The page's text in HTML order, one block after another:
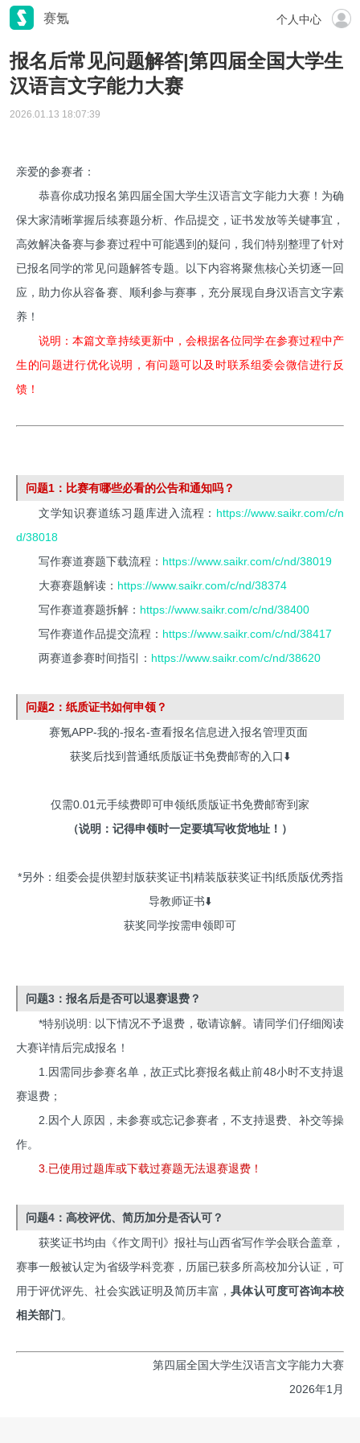
赛氪 个人中心
报名后常见问题解答|第四届全国大学生
汉语言文字能力大赛
2026.01.13 18:07:39
亲爱的参赛者：
恭喜你成功报名第四届全国大学生汉语言文字能力大赛！为确
保大家清晰掌握后续赛题分析、作品提交，证书发放等关键事宜，
高效解决备赛与参赛过程中可能遇到的疑问，我们特别整理了针对
已报名同学的常见问题解答专题。以下内容将聚焦核心关切逐一回
应，助力你从容备赛、顺利参与赛事，充分展现自身汉语言文字素
养！
说明：本篇文章持续更新中，会根据各位同学在参赛过程中产
生的问题进行优化说明，有问题可以及时联系组委会微信进行反
馈！
问题1：比赛有哪些必看的公告和通知吗？
文学知识赛道练习题库进入流程： https://www.saikr.com/c/n
d/38018
写作赛道赛题下载流程： https://www.saikr.com/c/nd/38019
大赛赛题解读： https://www.saikr.com/c/nd/38374
写作赛道赛题拆解： https://www.saikr.com/c/nd/38400
写作赛道作品提交流程： https://www.saikr.com/c/nd/38417
两赛道参赛时间指引： https://www.saikr.com/c/nd/38620
问题2：纸质证书如何申领？
赛氪APP-我的-报名-查看报名信息进入报名管理页面
获奖后找到普通纸质版证书免费邮寄的入口⬇️
仅需0.01元手续费即可申领纸质版证书免费邮寄到家
（说明：记得申领时一定要填写收货地址！）
*另外：组委会提供塑封版获奖证书|精装版获奖证书|纸质版优秀指
导教师证书⬇️
获奖同学按需申领即可
问题3：报名后是否可以退赛退费？
*特别说明: 以下情况不予退费，敬请谅解。请同学们仔细阅读
大赛详情后完成报名！
1.因需同步参赛名单，故正式比赛报名截止前48小时不支持退
赛退费；
2.因个人原因，未参赛或忘记参赛者，不支持退费、补交等操
作。
3.已使用过题库或下载过赛题无法退赛退费！
问题4：高校评优、简历加分是否认可？
获奖证书均由《作文周刊》报社与山西省写作学会联合盖章，
赛事一般被认定为省级学科竞赛，历届已获多所高校加分认证，可
用于评优评先、社会实践证明及简历丰富，具体认可度可咨询本校
相关部门。
第四届全国大学生汉语言文字能力大赛
2026年1月